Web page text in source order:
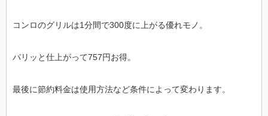
コンロのグリルは1分間で300度に上がる優れモノ。
パリッと仕上がって757円お得。
最後に節約料金は使用方法など条件によって変わります。